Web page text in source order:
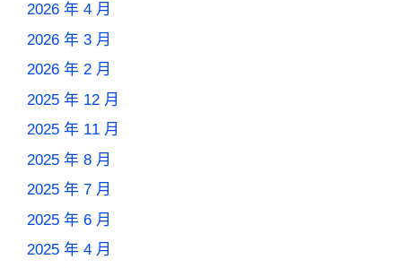
2026 年 4 月
2026 年 3 月
2026 年 2 月
2025 年 12 月
2025 年 11 月
2025 年 8 月
2025 年 7 月
2025 年 6 月
2025 年 4 月